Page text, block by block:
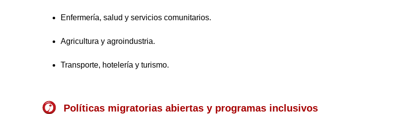
Enfermería, salud y servicios comunitarios.
Agricultura y agroindustria.
Transporte, hotelería y turismo.
Políticas migratorias abiertas y programas inclusivos